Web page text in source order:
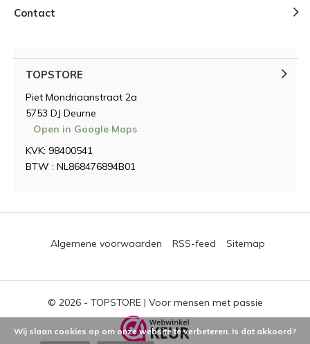
Contact
TOPSTORE
Piet Mondriaanstraat 2a
5753 DJ Deurne
Open in Google Maps
KVK: 98400541
BTW : NL868476894B01
© 2026 - TOPSTORE | Voor mensen met passie
Algemene voorwaarden RSS-feed Sitemap
Wij slaan cookies op om onze website te verbeteren. Is dat akkoord?